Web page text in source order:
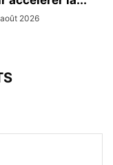
2026